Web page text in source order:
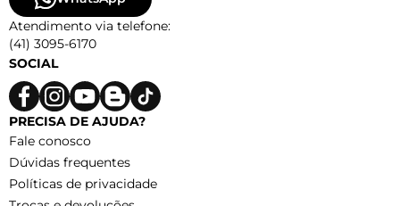
Atendimento via telefone:
(41) 3095-6170
SOCIAL
PRECISA DE AJUDA?
Fale conosco
Dúvidas frequentes
Políticas de privacidade